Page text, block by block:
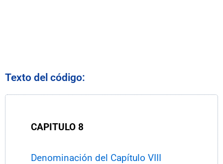
Texto del código:
CAPITULO 8
Denominación del Capítulo VIII